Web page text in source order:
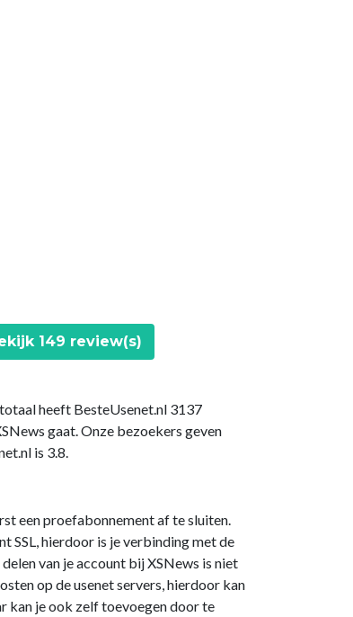
149 review(s)
heeft BesteUsenet.nl 3137
gaat. Onze bezoekers geven
is 3.8.
een proefabonnement af te sluiten.
SSL, hierdoor is je verbinding met de
van je account bij XSNews is niet
op de usenet servers, hierdoor kan
kan je ook zelf toevoegen door te